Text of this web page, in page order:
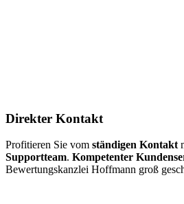
Direkter Kontakt
Profitieren Sie vom ständigen Kontakt
Supportteam. Kompetenter
Bewertungskanzlei Hoffmann groß